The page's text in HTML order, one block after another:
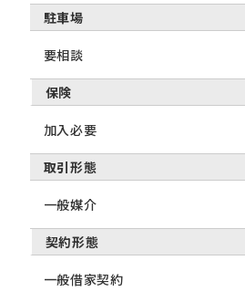
駐車場
要相談
保険
加入必要
取引形態
一般媒介
契約形態
一般借家契約